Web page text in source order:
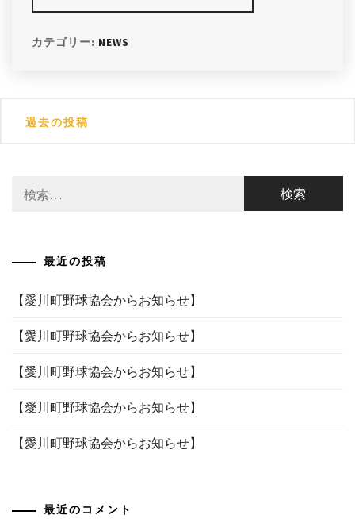
カテゴリー: NEWS
過去の投稿
索:
最近の投稿
【愛川町野球協会からお知らせ】
【愛川町野球協会からお知らせ】
【愛川町野球協会からお知らせ】
【愛川町野球協会からお知らせ】
【愛川町野球協会からお知らせ】
最近のコメント